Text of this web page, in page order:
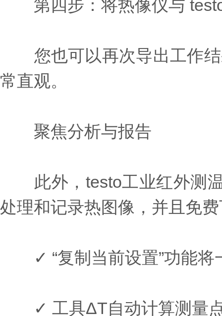
第四步：将热像仪与
您也可以再次导出工作结
常直观。
聚焦分析与报告
此外，testo工业红外测温
处理和记录热图像，并且免
✓ “复制当前设置”功能将
✓ 工具ΔT自动计算测量点